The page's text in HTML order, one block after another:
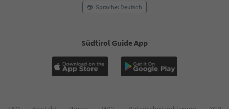
Sprache: Deutsch
Südtirol Guide App